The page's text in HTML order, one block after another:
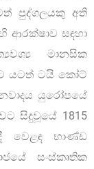
පුද්ගලයකු අති
සඳහා
මානසික
යටත් ටයි කෝට්
යුරෝපයේ
සිදුවූයේ 1815
වෙළඳ භාණ්ඩ
සංස්කෘතික